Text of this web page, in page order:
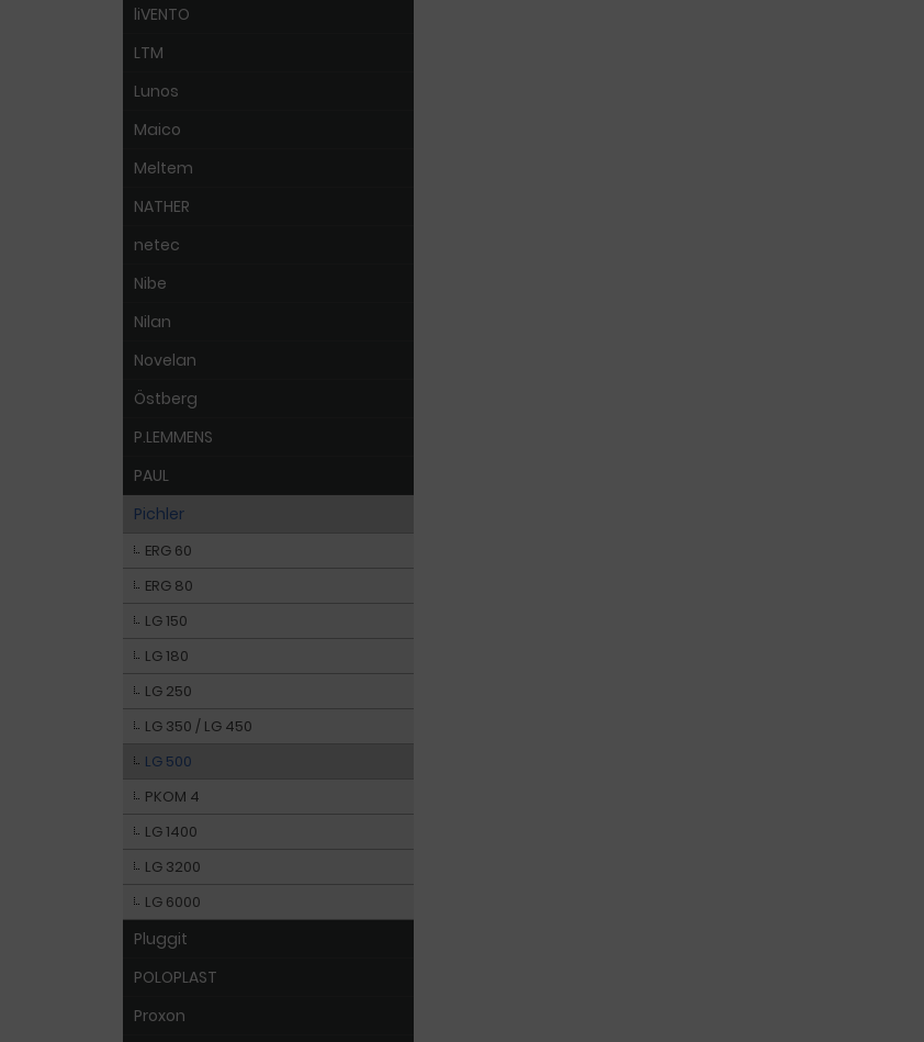
liVENTO
LTM
Lunos
Maico
Meltem
NATHER
netec
Nibe
Nilan
Novelan
Östberg
P.LEMMENS
PAUL
Pichler
ERG 60
ERG 80
LG 150
LG 180
LG 250
LG 350 / LG 450
LG 500
PKOM 4
LG 1400
LG 3200
LG 6000
Pluggit
POLOPLAST
Proxon